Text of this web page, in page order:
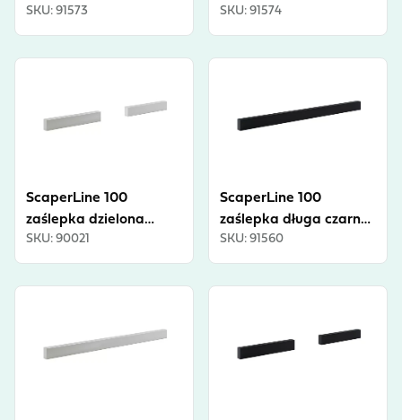
SKU: 91573
INT
SKU: 91574
ScaperLine 100
zaślepka dzielona
srebrna INT
SKU: 90021
ScaperLine 100
zaślepka długa czarna
INT
SKU: 91560